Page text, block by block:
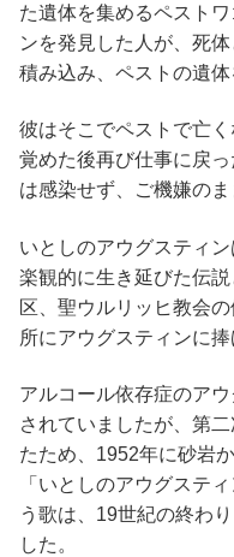
た遺体を集めるペスト
ンを発見した人が、死
積み込み、ペストの遺体
彼はそこでペストで亡
覚めた後再び仕事に戻
は感染せず、ご機嫌のま
いとしのアウグスティ
楽観的に生き延びた伝
区、聖ウルリッヒ教会
所にアウグスティンに
アルコール依存症のア
されていましたが、第
たため、1952年に砂岩
「いとしのアウグステ
う歌は、19世紀の終わ
した。